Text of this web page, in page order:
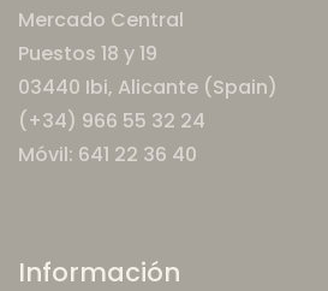
Mercado Central
Puestos 18 y 19
03440 Ibi, Alicante (Spain)
(+34) 966 55 32 24
Móvil: 641 22 36 40
Información